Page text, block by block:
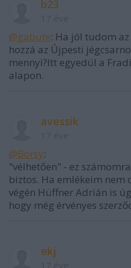
b23
@gabute: Ha jól tudom
hozzá az Újpesti
mennyi?Itt egyedül a
alapon.
avessik
@Borsy:
"vélhetően" - ez
biztos. Ha emlékeim nem
végén Hüffner Adrián is
hogy még érvényes
ekj